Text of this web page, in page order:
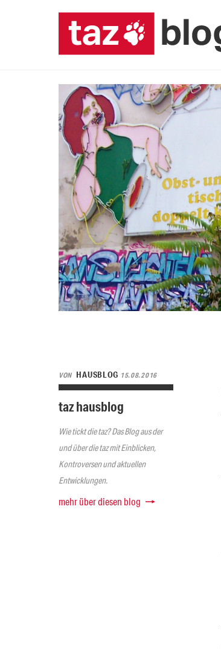
VON HAUSBLOG 15.08.2016
taz hausblog
Wie tickt die taz? Das Blog aus der
und über die taz mit Einblicken,
Kontroversen und aktuellen
Entwicklungen.
mehr über diesen blog